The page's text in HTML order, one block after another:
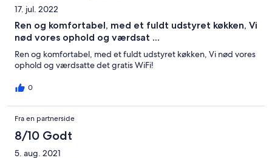
17. jul. 2022
Ren og komfortabel, med et fuldt udstyret køkken, Vi
nød vores ophold og værdsat ...
Ren og komfortabel, med et fuldt udstyret køkken, Vi nød vores
ophold og værdsatte det gratis WiFi!
0
Fra en partnerside
8/10 Godt
5. aug. 2021